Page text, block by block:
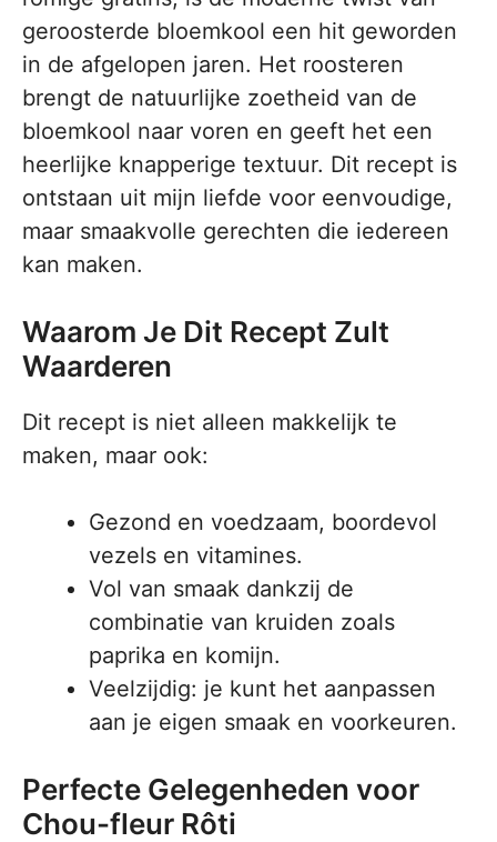
geroosterde bloemkool een hit geworden
in de afgelopen jaren. Het roosteren
brengt de natuurlijke zoetheid van de
bloemkool naar voren en geeft het een
heerlijke knapperige textuur. Dit recept is
ontstaan uit mijn liefde voor eenvoudige,
maar smaakvolle gerechten die iedereen
kan maken.
Waarom Je Dit Recept Zult
Waarderen
Dit recept is niet alleen makkelijk te
maken, maar ook:
Gezond en voedzaam, boordevol
vezels en vitamines.
Vol van smaak dankzij de
combinatie van kruiden zoals
paprika en komijn.
Veelzijdig: je kunt het aanpassen
aan je eigen smaak en voorkeuren.
Perfecte Gelegenheden voor
Chou-fleur Rôti